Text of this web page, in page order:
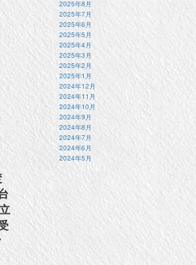
2025年8月
2025年7月
2025年6月
2025年5月
2025年4月
2025年3月
2025年2月
2025年1月
2024年12月
2024年11月
2024年10月
2024年9月
2024年8月
2024年7月
2024年6月
2024年5月